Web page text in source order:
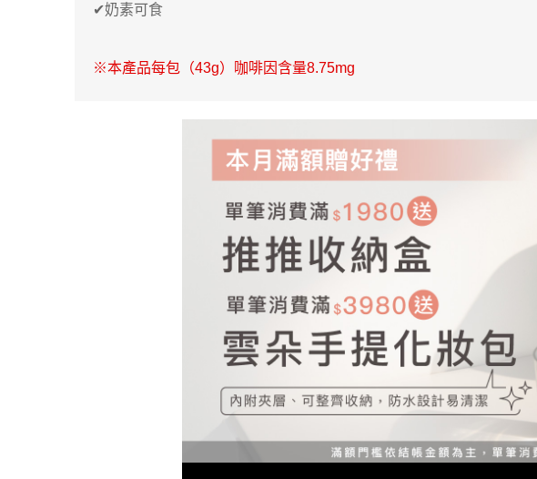
✔奶素可食
※本產品每包（43g）咖啡因含量8.75mg